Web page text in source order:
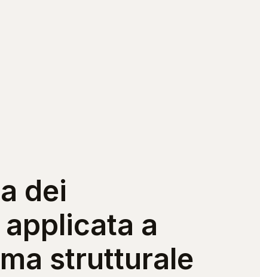
dei
a
strutturale